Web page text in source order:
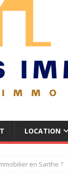
LOCATION
en Sarthe ?